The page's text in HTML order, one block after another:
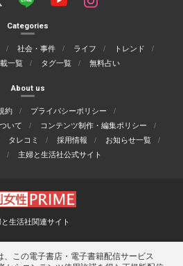
Categories
社会・事件 ライフ
トレンド
一覧 タグ一覧 無料占い
About us
約
プライバシーポリシー
いて
コンテンツ制作・編集ポリシー
タレコミ 採用情報
お知らせ一覧
主婦と生活社公式サイト
生活社関連サイト
、この電子書店・電子書籍配信サービス